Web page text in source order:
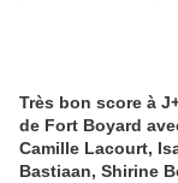
Très bon score à
de Fort Boyard
Camille Lacourt,
Bastiaan, Shirine